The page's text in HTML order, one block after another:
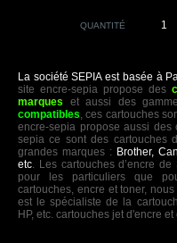
QUANTITÉ
La société SEPIA est basée à
site encre-sepia propose des
marques et aussi des
compatibles, ces cartouches
encre-sepia propose aussi des
sepia ce sont des cartouches
grandes marques : Brother,
etc. Les cartouches d’encre
pour les particuliers que
cartouches, encre et toner,
est le spécialiste de la
HP, etc. cartouches jet d'encre